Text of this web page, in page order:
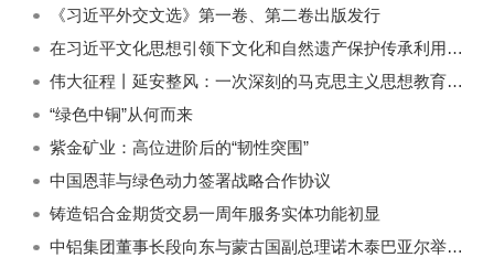
《习近平外交文选》第一卷、第二卷出版发行
在习近平文化思想引领下文化和自然遗产保护传承利用工作开创新局面
伟大征程丨延安整风：一次深刻的马克思主义思想教育运动
“绿色中铜”从何而来
紫金矿业：高位进阶后的“韧性突围”
中国恩菲与绿色动力签署战略合作协议
铸造铝合金期货交易一周年服务实体功能初显
中铝集团董事长段向东与蒙古国副总理诺木泰巴亚尔举行会谈